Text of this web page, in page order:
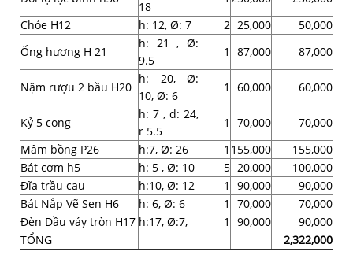
18
Chóe H12
h: 12, Ø: 7 2 25,000
50,000
Ống hương H 21
h: 21 , Ø:
9.5
1 87,000 87,000
Nậm rượu 2 bầu H20
h: 20, Ø:
10, Ø: 6
1 60,000 60,000
Kỷ 5 cong
h: 7 , d: 24,
r 5.5
1 70,000
70,000
Mâm bồng P26
h:7, Ø: 26 1 155,000
155,000
Bát cơm h5
h: 5 , Ø: 10 5 20,000
100,000
Đĩa trầu cau
h:10, Ø: 12 1 90,000
90,000
Bát Nắp Vẽ Sen H6
h: 6, Ø: 6 1 70,000
70,000
Đèn Dầu váy tròn H17 h:17, Ø:7, 1 90,000
90,000
TỔNG
2,322,000